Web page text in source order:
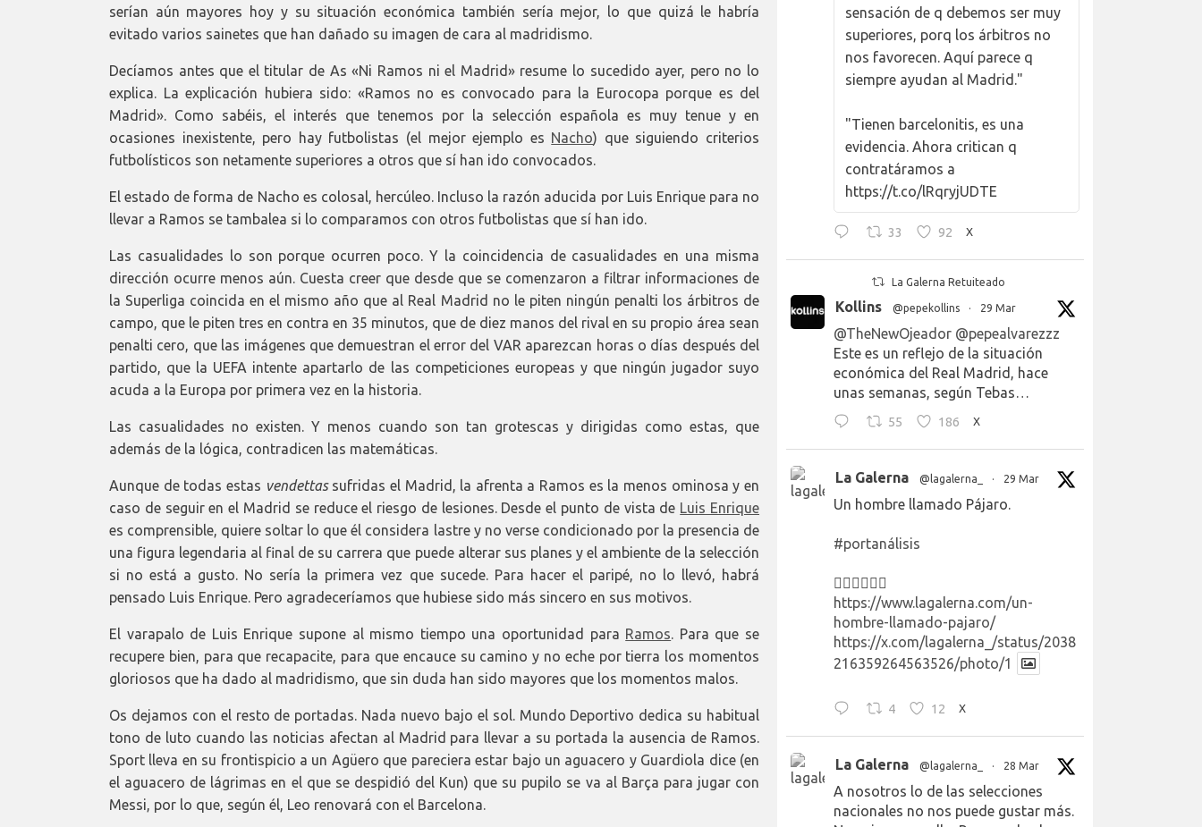
serían aún mayores hoy y su situación económica también sería mejor, lo que quizá le habría
evitado varios sainetes que han dañado su imagen de cara al madridismo.
Decíamos antes que el titular de As «Ni Ramos ni el Madrid» resume lo sucedido ayer, pero no lo
explica. La explicación hubiera sido: «Ramos no es convocado para la Eurocopa porque es del
Madrid». Como sabéis, el interés que tenemos por la selección española es muy tenue y en
ocasiones inexistente, pero hay futbolistas (el mejor ejemplo es Nacho) que siguiendo criterios
futbolísticos son netamente superiores a otros que sí han ido convocados.
El estado de forma de Nacho es colosal, hercúleo. Incluso la razón aducida por Luis Enrique para no
llevar a Ramos se tambalea si lo comparamos con otros futbolistas que sí han ido.
Las casualidades lo son porque ocurren poco. Y la coincidencia de casualidades en una misma
dirección ocurre menos aún. Cuesta creer que desde que se comenzaron a filtrar informaciones de
la Superliga coincida en el mismo año que al Real Madrid no le piten ningún penalti los árbitros de
campo, que le piten tres en contra en 35 minutos, que de diez manos del rival en su propio área sean
penalti cero, que las imágenes que demuestran el error del VAR aparezcan horas o días después del
partido, que la UEFA intente apartarlo de las competiciones europeas y que ningún jugador suyo
acuda a la Europa por primera vez en la historia.
Las casualidades no existen. Y menos cuando son tan grotescas y dirigidas como estas, que
además de la lógica, contradicen las matemáticas.
Aunque de todas estas vendettassufridas el Madrid, la afrenta a Ramos es la menos ominosa y en
caso de seguir en el Madrid se reduce el riesgo de lesiones. Desde el punto de vista de Luis Enrique
es comprensible, quiere soltar lo que él considera lastre y no verse condicionado por la presencia de
una figura legendaria al final de su carrera que puede alterar sus planes y el ambiente de la selección
si no está a gusto. No sería la primera vez que sucede. Para hacer el paripé, no lo llevó, habrá
pensado Luis Enrique. Pero agradeceríamos que hubiese sido más sincero en sus motivos.
El varapalo de Luis Enrique supone al mismo tiempo una oportunidad para Ramos. Para que se
recupere bien, para que recapacite, para que encauce su camino y no eche por tierra los momentos
gloriosos que ha dado al madridismo, que sin duda han sido mayores que los momentos malos.
Os dejamos con el resto de portadas. Nada nuevo bajo el sol. Mundo Deportivo dedica su habitual
tono de luto cuando las noticias afectan al Madrid para llevar a su portada la ausencia de Ramos.
Sport lleva en su frontispicio a un Agüero que pareciera estar bajo un aguacero y Guardiola dice (en
el aguacero de lágrimas en el que se despidió del Kun) que su pupilo se va al Barça para jugar con
Messi, por lo que, según él, Leo renovará con el Barcelona.
sensación de q debemos ser muy
superiores, porq los árbitros no
nos favorecen. Aquí parece q
siempre ayudan al Madrid."
"Tienen barcelonitis, es una
evidencia. Ahora critican q
contratáramos a
https://t.co/lRqryjUDTE
33 92 X
La Galerna Retuiteado
Kollins @pepekollins · 29 Mar
@TheNewOjeador @pepealvarezzz
Este es un reflejo de la situación
económica del Real Madrid, hace
unas semanas, según Tebas…
55 186 X
La Galerna @lagalerna_ · 29 Mar
Un hombre llamado Pájaro.
#portanálisis
👉🏻👉🏻👉🏻
https://www.lagalerna.com/un-
hombre-llamado-pajaro/
https://x.com/lagalerna_/status/2038
216359264563526/photo/1
4 12 X
La Galerna @lagalerna_ · 28 Mar
A nosotros lo de las selecciones
nacionales no nos puede gustar más.